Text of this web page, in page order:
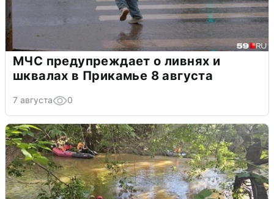
МЧС предупреждает о ливнях и
шквалах в Прикамье 8 августа
7 августа 0